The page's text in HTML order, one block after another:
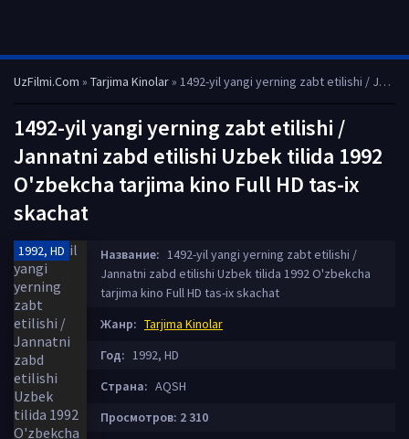
UzFilmi.Com » Tarjima Kinolar» 1492-yil yangi yerning zabt etilishi / Jannatni zabd etilishi Uzbek tilida 1992 O'zbekcha tarjima kino Full HD tas-ix skachat
1492-yil yangi yerning zabt etilishi /
Jannatni zabd etilishi Uzbek tilida 1992
O'zbekcha tarjima kino Full HD tas-ix
skachat
1992, HD Название: 1492-yil yangi yerning zabt etilishi /
Jannatni zabd etilishi Uzbek tilida 1992 O'zbekcha
tarjima kino Full HD tas-ix skachat
Жанр: Tarjima Kinolar
Год: 1992, HD
Страна: AQSH
Просмотров: 2 310